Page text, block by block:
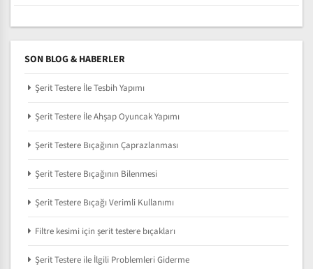
SON BLOG & HABERLER
Şerit Testere İle Tesbih Yapımı
Şerit Testere İle Ahşap Oyuncak Yapımı
Şerit Testere Bıçağının Çaprazlanması
Şerit Testere Bıçağının Bilenmesi
Şerit Testere Bıçağı Verimli Kullanımı
Filtre kesimi için şerit testere bıçakları
Şerit Testere ile İlgili Problemleri Giderme